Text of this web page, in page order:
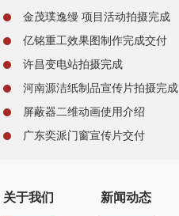
金茂璞逸缦 项目活动拍摄完成
亿铭重工效果图制作完成交付
许昌变电站拍摄完成
河南源洁纸制品宣传片拍摄完成
屏蔽器二维动画使用介绍
广东奕派门窗宣传片交付
关于我们 新闻动态